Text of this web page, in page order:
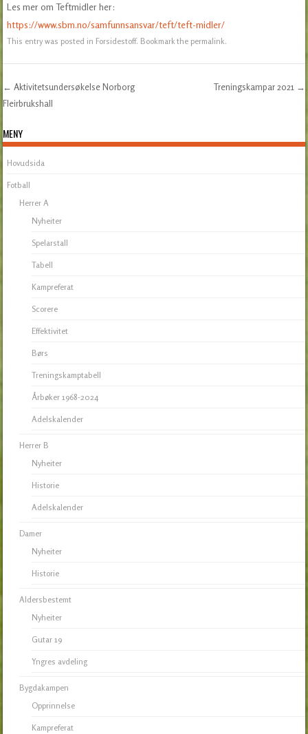
Les mer om Teftmidler her:
https://www.sbm.no/samfunnsansvar/teft/teft-midler/
This entry was posted in Forsidestoff. Bookmark thepermalink.
Post navigation
← Aktivitetsundersøkelse Norborg
Fleirbrukshall
Treningskampar 2021 →
MENY
Hovudsida
Fotball
Herrer A
Nyheiter
Spelarstall
Tabell
Kampreferat
Scorere
Effektivitet
Børs
Treningskamptabell
Årbøker 1968-2024
Adelskalender
Herrer B
Nyheiter
Historie
Adelskalender
Damer
Nyheiter
Historie
Aldersbestemt
Nyheiter
Gutar 19
Yngres avdeling
Bygdakampen
Opprinnelse
Kampreferat